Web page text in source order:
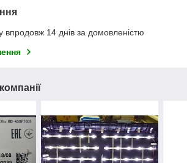
впродовж 14 днів за домовленістю